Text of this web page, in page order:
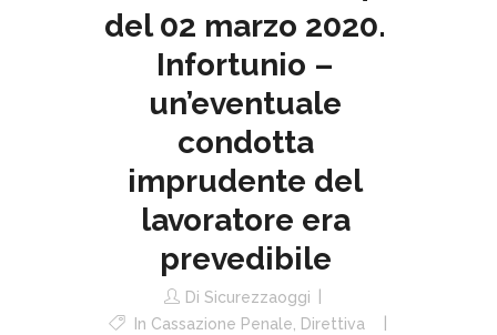
del 02 marzo 2020.
Infortunio –
un’eventuale
condotta
imprudente del
lavoratore era
prevedibile
Di Sicurezzaoggi
In Cassazione Penale
Direttiva